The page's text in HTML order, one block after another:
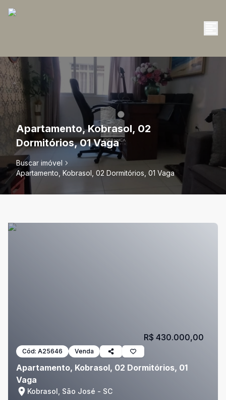
Apartamento, Kobrasol, 02
Dormitórios, 01 Vaga
Buscar imóvel
Apartamento, Kobrasol, 02 Dormitórios, 01 Vaga
Cód: A25646 Venda
Apartamento, Kobrasol, 02 Dormitórios, 01
Vaga
Kobrasol, São José - SC
R$ 430.000,00